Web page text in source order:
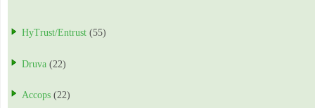
HyTrust/Entrust (55)
Druva (22)
Accops (22)